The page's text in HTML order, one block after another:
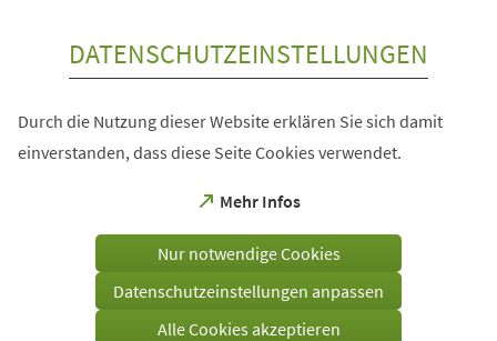
DATENSCHUTZEINSTELLUNGEN
Durch die Nutzung dieser Website erklären Sie sich damit
einverstanden, dass diese Seite Cookies verwendet.
Mehr Infos
(Öffnet
einem
Tab)
Nur notwendige Cookies
Datenschutzeinstellungen anpassen
Alle Cookies akzeptieren